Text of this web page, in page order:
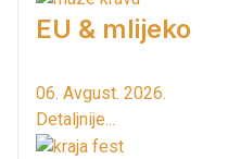
EU & mlijeko
06. Avgust. 2026.
Detaljnije...